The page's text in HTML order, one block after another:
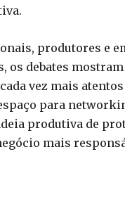
produtores e
os debates
vez mais
para
produtiva de
mais